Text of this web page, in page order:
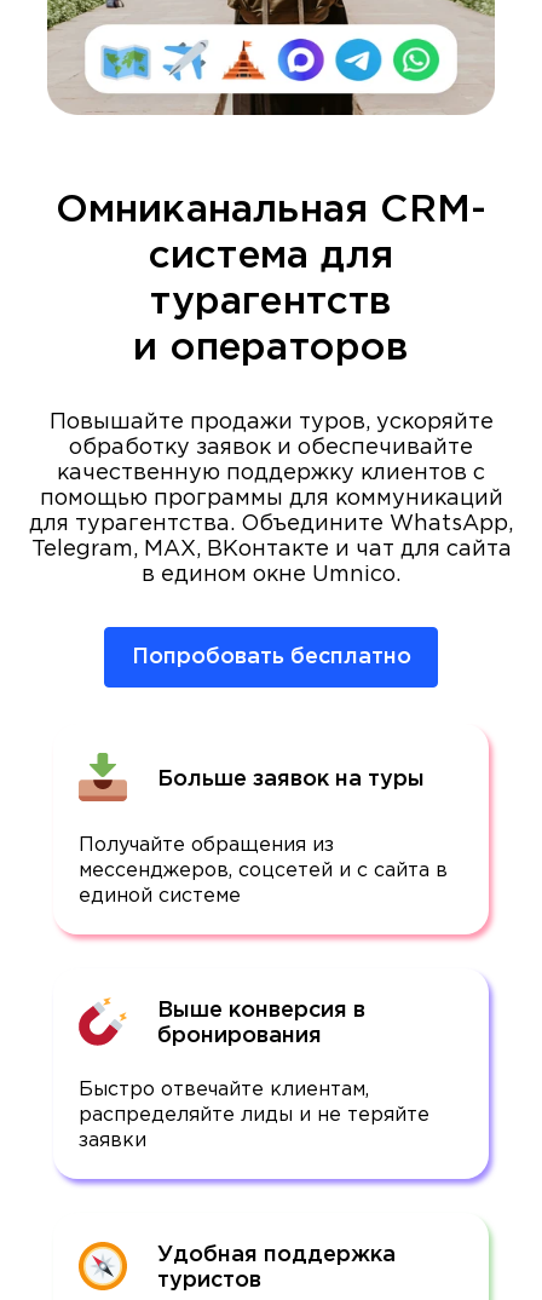
Омниканальная CRM-
система для
турагентств
и операторов
Повышайте продажи туров, ускоряйте
обработку заявок и обеспечивайте
качественную поддержку клиентов с
помощью программы для коммуникаций
для турагентства. Объедините WhatsApp,
Telegram, MAX, ВКонтакте и чат для сайта
в едином окне Umnico.
Попробовать бесплатно
Больше заявок на туры
Получайте обращения из
мессенджеров, соцсетей и с сайта в
единой системе
Выше конверсия в
бронирования
Быстро отвечайте клиентам,
распределяйте лиды и не теряйте
заявки
Удобная поддержка
туристов